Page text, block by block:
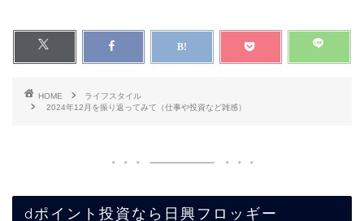
HOME
ライフスタイル
2024年12月を振り返ってみて（仕事や投資など雑感）
dポイント投資なら日興フロッギー